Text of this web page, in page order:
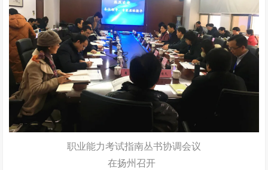
职业能力考试指南丛书协调会议
在扬州召开